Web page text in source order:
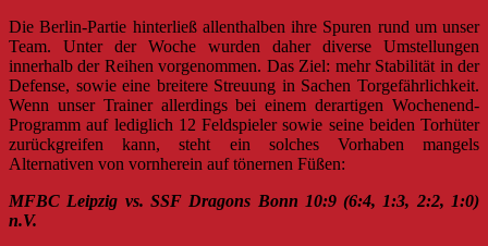
Die Berlin-Partie hinterließ allenthalben ihre Spuren rund um unser
Team. Unter der Woche wurden daher diverse Umstellungen
innerhalb der Reihen vorgenommen. Das Ziel: mehr Stabilität in der
Defense, sowie eine breitere Streuung in Sachen Torgefährlichkeit.
Wenn unser Trainer allerdings bei einem derartigen Wochenend-
Programm auf lediglich 12 Feldspieler sowie seine beiden Torhüter
zurückgreifen kann, steht ein solches Vorhaben mangels
Alternativen von vornherein auf tönernen Füßen:
MFBC Leipzig vs. SSF Dragons Bonn 10:9 (6:4, 1:3, 2:2, 1:0)
n.V.